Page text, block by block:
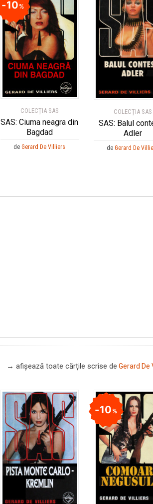
COLECȚIA SAS
SAS: Ciuma neagra din
Bagdad
10%
deGerard De Villiers
COLECȚIA SAS
SAS: Balul
Adler
deGerard De
→ afișează toate cărțile scrise de Gerard De
10%